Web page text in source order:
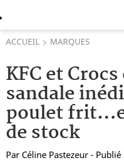
ACCUEIL MARQUES
KFC et
sandale
poulet
de stock
Par Céline Pastezeur - Publié